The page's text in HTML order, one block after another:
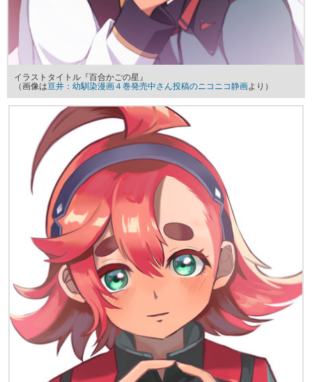
イラストタイトル『百合かごの星』
（画像は亘井：幼馴染漫画４巻発売中さん投稿のニコニコ静画より）